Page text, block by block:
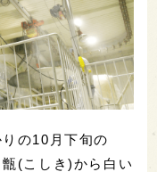
の10月下旬の
(こしき)から白い